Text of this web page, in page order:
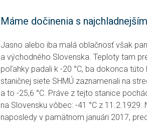
Máme dočinenia s
Jasno alebo iba malá oblačnosť však
a východného Slovenska. Teploty tam
poľahky padali k -20 °C, ba dokonca
staničnej siete SHMÚ zaznamenali na
a to -25,6 °C. Práve z tejto stanice
na Slovensku vôbec: -41 °C z
naposledy v pamätnom januári 2017,